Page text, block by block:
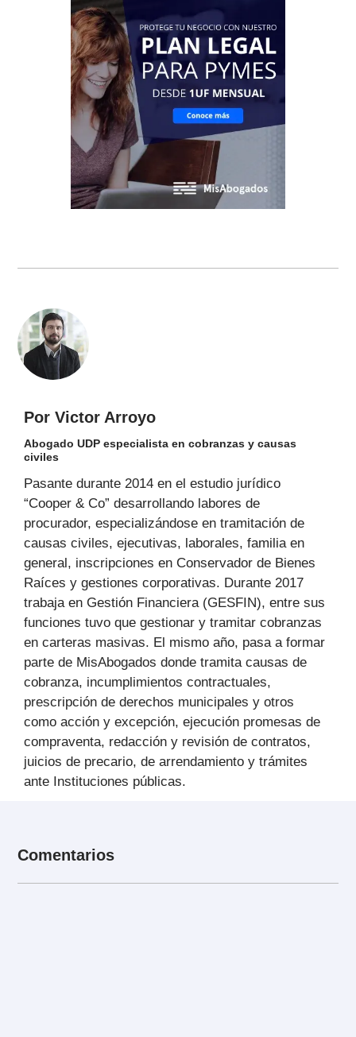
Por Victor Arroyo
Abogado UDP especialista en cobranzas y causas
civiles
Pasante durante 2014 en el estudio jurídico
“Cooper & Co” desarrollando labores de
procurador, especializándose en tramitación de
causas civiles, ejecutivas, laborales, familia en
general, inscripciones en Conservador de Bienes
Raíces y gestiones corporativas. Durante 2017
trabaja en Gestión Financiera (GESFIN), entre sus
funciones tuvo que gestionar y tramitar cobranzas
en carteras masivas. El mismo año, pasa a formar
parte de MisAbogados donde tramita causas de
cobranza, incumplimientos contractuales,
prescripción de derechos municipales y otros
como acción y excepción, ejecución promesas de
compraventa, redacción y revisión de contratos,
juicios de precario, de arrendamiento y trámites
ante Instituciones públicas.
Comentarios